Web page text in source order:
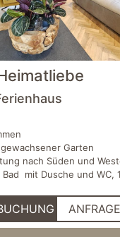
Garten
nach Süden und
Bad mit Dusche und WC,